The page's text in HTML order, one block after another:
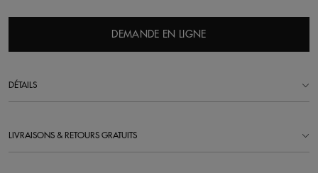
DEMANDE EN LIGNE
DÉTAILS
LIVRAISONS & RETOURS GRATUITS